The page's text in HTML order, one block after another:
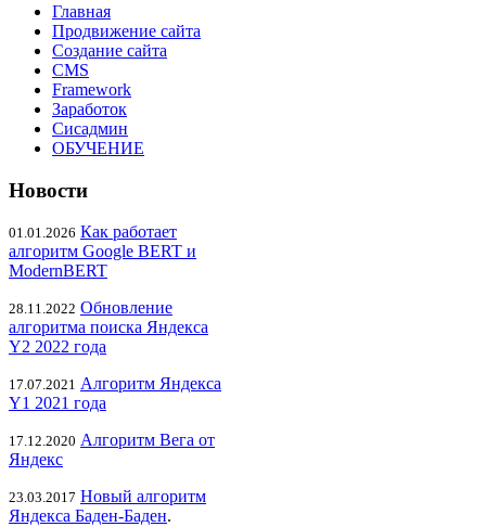
Главная
Продвижение сайта
Создание сайта
CMS
Framework
Заработок
Сисадмин
ОБУЧЕНИЕ
Новости
01.01.2026 Как работает
алгоритм Google BERT и
ModernBERT
28.11.2022 Обновление
алгоритма поиска Яндекса
Y2 2022 года
17.07.2021 Алгоритм Яндекса
Y1 2021 года
17.12.2020 Алгоритм Вега от
Яндекс
23.03.2017 Новый алгоритм
Яндекса Баден-Баден.